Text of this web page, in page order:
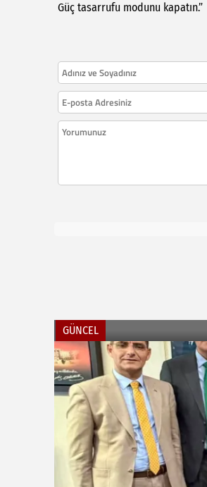
Güç tasarrufu modunu kapatın.”
GÜNCEL